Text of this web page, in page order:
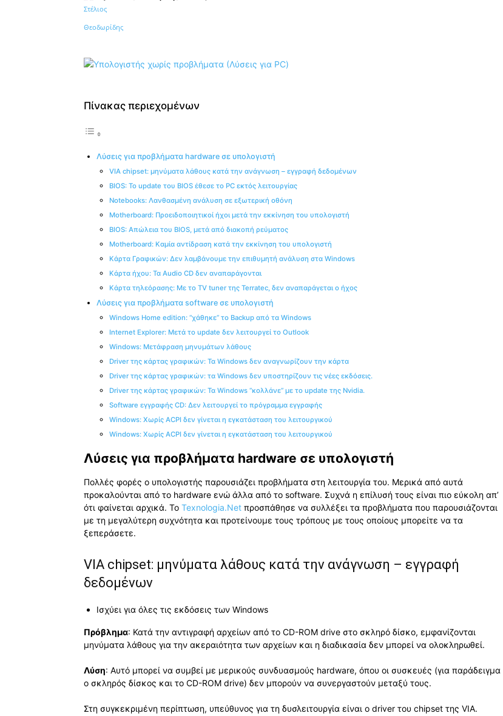
Κοινοποίηση
Πίνακας περιεχομένων
Λύσεις για προβλήματα hardware σε υπολογιστή
VΙΑ chipset: μηνύματα λάθους κατά την ανάγνωση – εγγραφή δεδομένων
BIOS: Το update του BIOS έθεσε το PC εκτός λειτουργίας
Notebooks: Λανθασμένη ανάλυση σε εξωτερική οθόνη
Motherboard: Προειδοποιητικοί ήχοι μετά την εκκίνηση του υπολογιστή
BIOS: Απώλεια του BIOS, μετά από διακοπή ρεύματος
Motherboard: Καμία αντίδραση κατά την εκκίνηση του υπολογιστή
Κάρτα Γραφικών: Δεν λαμβάνουμε την επιθυμητή ανάλυση στα Windows
Κάρτα ήχου: Τα Audio CD δεν αναπαράγονται
Κάρτα τηλεόρασης: Με το TV tuner της Terratec, δεν αναπαράγεται ο ήχος
Λύσεις για προβλήματα software σε υπολογιστή
Windows Home edition: “χάθηκε” το Backup από τα Windows
Internet Explorer: Μετά το update δεν λειτουργεί το Outlook
Windows: Μετάφραση μηνυμάτων λάθους
Driver της κάρτας γραφικών: Τα Windows δεν αναγνωρίζουν την κάρτα
Driver της κάρτας γραφικών: τα Windows δεν υποστηρίζουν τις νέες εκδόσεις.
Driver της κάρτας γραφικών: Τα Windows “κολλάνε” με το update της Nvidia.
Software εγγραφής CD: Δεν λειτουργεί το πρόγραμμα εγγραφής
Windows: Χωρίς ACPI δεν γίνεται η εγκατάσταση του λειτουργικού
Windows: Χωρίς ACPI δεν γίνεται η εγκατάσταση του λειτουργικού
Λύσεις για προβλήματα hardware σε υπολογιστή
Πολλές φορές ο υπολογιστής παρουσιάζει προβλήματα στη λειτουργία του. Μερικά από αυτά
προκαλούνται από το hardware ενώ άλλα από το software. Συχνά η επίλυσή τους είναι πιο εύκολη απ’
ότι φαίνεται αρχικά. To Texnologia.Net προσπάθησε να συλλέξει τα προβλήματα που παρουσιάζονται
με τη μεγαλύτερη συχνότητα και προτείνουμε τους τρόπους με τους οποίους μπορείτε να τα
ξεπεράσετε.
VΙΑ chipset: μηνύματα λάθους κατά την ανάγνωση – εγγραφή
δεδομένων
Ισχύει για όλες τις εκδόσεις των Windows
Πρόβλημα: Κατά την αντιγραφή αρχείων από το CD-ROM drive στο σκληρό δίσκο, εμφανίζονται
μηνύματα λάθους για την ακεραιότητα των αρχείων και η διαδικασία δεν μπορεί να ολοκληρωθεί.
Λύση: Αυτό μπορεί να συμβεί με μερικούς συνδυασμούς hardware, όπου οι συσκευές (για παράδειγμα
o σκληρός δίσκος και το CD-ROM drive) δεν μπορούν να συνεργαστούν μεταξύ τους.
Στη συγκεκριμένη περίπτωση, υπεύθυνος για τη δυσλειτουργία είναι ο driver του chipset της VIA.